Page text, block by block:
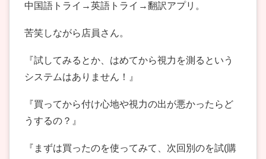
中国語トライ→英語トライ→翻訳アプリ。
苦笑しながら店員さん。
『試してみるとか、はめてから視力を測るという
システムはありません！』
『買ってから付け心地や視力の出が悪かったらど
うするの？』
『まずは買ったのを使ってみて、次回別のを試(購